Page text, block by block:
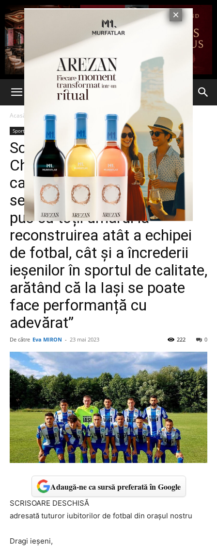
Acasă Sport
Sport Stiri din Iasi Ultima oră
Scrisoare deschisa, Mihai
Chirica:„Au fost doi ani în
care clubul a evoluat în liga
secundă, doi ani în care am
pus cu toții umărul la
reconstruirea atât a echipei
de fotbal, cât și a încrederii
ieșenilor în sportul de calitate,
arătând că la Iași se poate
face performanță cu
adevărat”
De către Eva MIRON - 23 mai 2023 0
222
Adaugă-ne ca sursă preferată în Google
SCRISOARE DESCHISĂ
adresată tuturor iubitorilor de fotbal din oraşul nostru
Dragi ieșeni,